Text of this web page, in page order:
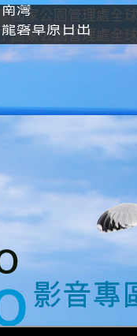
南灣
龍磐草原日出